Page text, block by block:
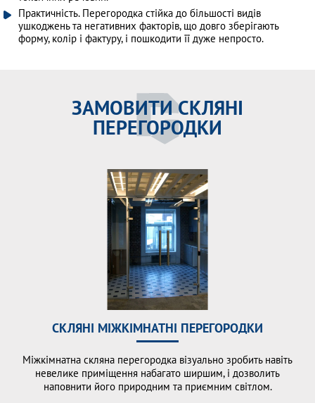
Практичність. Перегородка стійка до більшості видів
ушкоджень та негативних факторів, що довго зберігають
форму, колір і фактуру, і пошкодити її дуже непросто.
ЗАМОВИТИ СКЛЯНІ
ПЕРЕГОРОДКИ
СКЛЯНІ МІЖКІМНАТНІ ПЕРЕГОРОДКИ
Міжкімнатна скляна перегородка візуально зробить навіть
невелике приміщення набагато ширшим, і дозволить
наповнити його природним та приємним світлом.